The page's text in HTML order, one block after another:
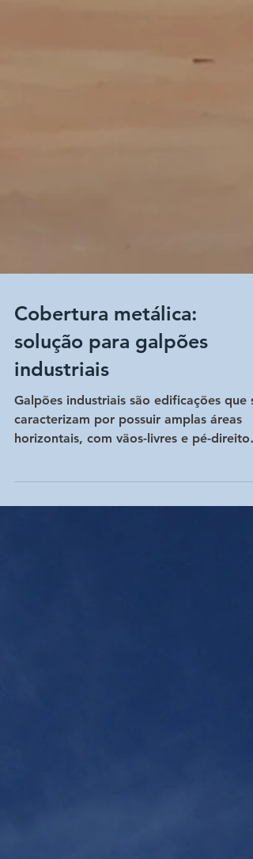
Cobertura metálica:
solução para galpões
industriais
Galpões industriais são edificações que
elevado. As cober